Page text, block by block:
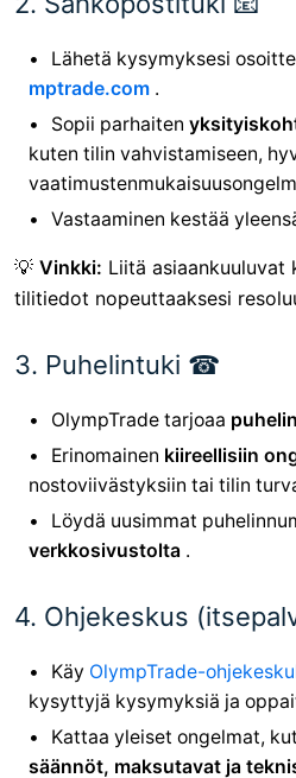
Lähetä kysymyksesi
mptrade.com .
Sopii parhaiten
kuten tilin vahvistamiseen,
Vastaaminen kestää
💡 Vinkki: Liitä asiaankuuluvat
tilitiedot nopeuttaaksesi
3. Puhelintuki ☎
OlympTrade tarjoaa
Erinomainen kiireellisiin
nostoviivästyksiin tai tilin
Löydä uusimmat
verkkosivustolta .
4. Ohjekeskus
Käy OlympTrade-
kysyttyjä kysymyksiä ja
Kattaa yleiset ongelmat,
säännöt, maksutavat ja